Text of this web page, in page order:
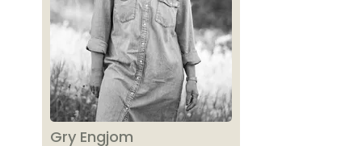
Gry Engjom